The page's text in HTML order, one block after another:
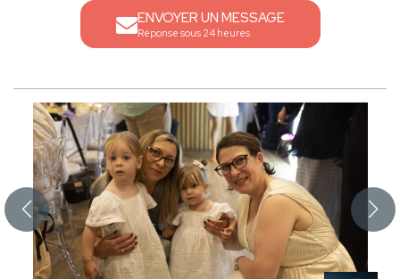
ENVOYER UN MESSAGE
Réponse sous 24 heures